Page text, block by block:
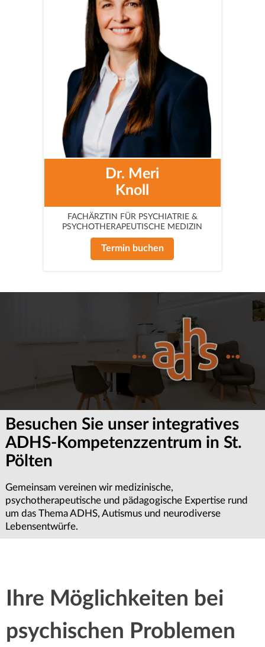
Dr. Meri
Knoll
FACHÄRZTIN FÜR PSYCHIATRIE &
PSYCHOTHERAPEUTISCHE MEDIZIN
Termin buchen
Besuchen Sie unser integratives
ADHS-Kompetenzzentrum in St.
Pölten
Gemeinsam vereinen wir medizinische,
psychotherapeutische und pädagogische Expertise rund
um das Thema ADHS, Autismus und neurodiverse
Lebensentwürfe.
Ihre Möglichkeiten bei
psychischen Problemen